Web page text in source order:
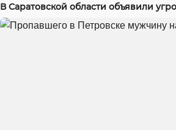
В Саратовской области объявили